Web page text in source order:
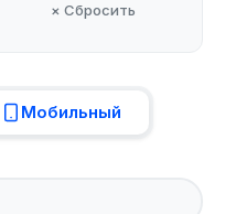
× Сбросить
Мобильный